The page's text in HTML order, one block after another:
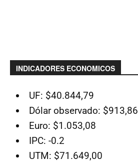
INDICADORES ECONOMICOS
UF: $40.844,79
Dólar observado: $913,86
Euro: $1.053,08
IPC: -0.2
UTM: $71.649,00